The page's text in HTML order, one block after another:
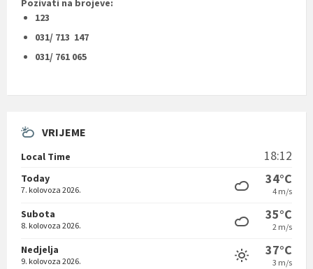
Pozivati na brojeve:
123
031/ 713 147
031/ 761 065
VRIJEME
Local Time 18:12
Today
7. kolovoza 2026.
34°C
4 m/s
Subota
8. kolovoza 2026.
35°C
2 m/s
Nedjelja
9. kolovoza 2026.
37°C
3 m/s